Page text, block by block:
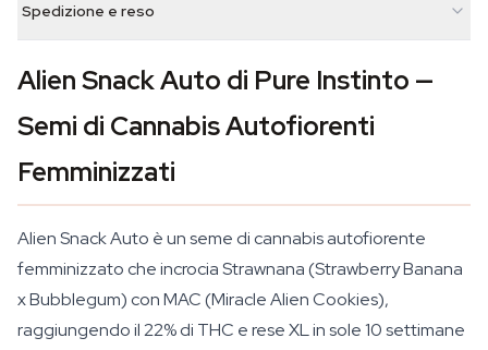
Spedizione e reso
Alien Snack Auto di Pure Instinto —
Semi di Cannabis Autofiorenti
Femminizzati
Alien Snack Auto è un seme di cannabis autofiorente
femminizzato che incrocia Strawnana (Strawberry Banana
x Bubblegum) con MAC (Miracle Alien Cookies),
raggiungendo il 22% di THC e rese XL in sole 10 settimane